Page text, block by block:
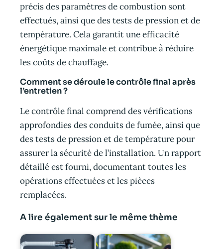
précis des paramètres de combustion sont
effectués, ainsi que des tests de pression et de
température. Cela garantit une efficacité
énergétique maximale et contribue à réduire
les coûts de chauffage.
Comment se déroule le contrôle final après
l’entretien ?
Le contrôle final comprend des vérifications
approfondies des conduits de fumée, ainsi que
des tests de pression et de température pour
assurer la sécurité de l’installation. Un rapport
détaillé est fourni, documentant toutes les
opérations effectuées et les pièces
remplacées.
A lire également sur le même thème